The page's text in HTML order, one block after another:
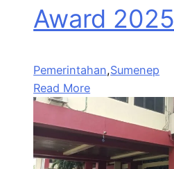
Award 2025
Pemerintahan,Sumenep
Read More